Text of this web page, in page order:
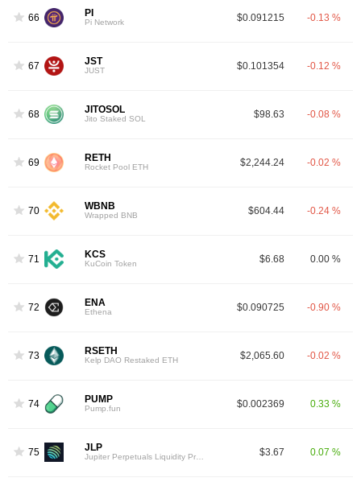
66 PI
Pi Network $0.091215 -0.13 %
67 JST
JUST $0.101354 -0.12 %
68 JITOSOL
Jito Staked SOL $98.63 -0.08 %
69 RETH
Rocket Pool ETH $2,244.24 -0.02 %
70 WBNB
Wrapped BNB $604.44 -0.24 %
71 KCS
KuCoin Token $6.68 0.00 %
72 ENA
Ethena $0.090725 -0.90 %
73 RSETH
Kelp DAO Restaked ETH $2,065.60 -0.02 %
74 PUMP
Pump.fun $0.002369 0.33 %
75 JLP $3.67 0.07 %